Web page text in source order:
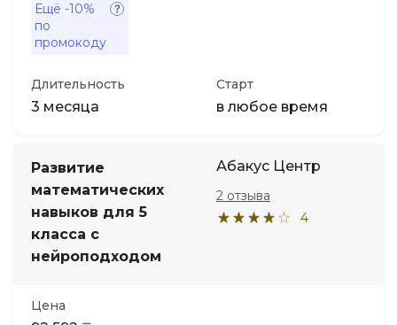
Ещё -10%
по
промокоду
Длительность
3 месяца
Старт
в любое время
Развитие
математических
навыков для 5
класса с
нейроподходом
Абакус Центр
4
2 отзыва
Цена